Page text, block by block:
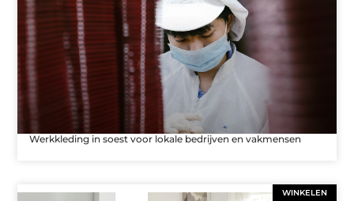
Werkkleding in soest voor lokale bedrijven en vakmensen
WINKELEN